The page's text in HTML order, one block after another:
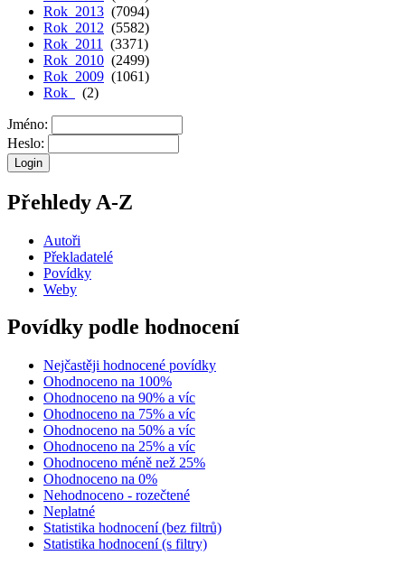
Rok 2013 (7094)
Rok 2012 (5582)
Rok 2011
(3371)
Rok 2010 (2499)
Rok 2009 (1061)
Rok
(2)
Jméno:
Heslo:
Přehledy A-Z
Autoři
Překladatelé
Povídky
Weby
Povídky podle hodnocení
Nejčastěji hodnocené povídky
Ohodnoceno na 100%
Ohodnoceno na 90% a víc
Ohodnoceno na 75% a víc
Ohodnoceno na 50% a víc
Ohodnoceno na 25% a víc
Ohodnoceno méně než 25%
Ohodnoceno na 0%
Nehodnoceno - rozečtené
Neplatné
Statistika hodnocení (bez filtrů)
Statistika hodnocení (s filtry)